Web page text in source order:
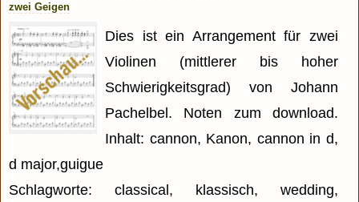
zwei Geigen
Dies ist ein Arrangement für zwei
Violinen (mittlerer bis hoher
Schwierigkeitsgrad) von Johann
Pachelbel. Noten zum download.
Inhalt: cannon, Kanon, cannon in d,
d major,guigue
Schlagworte: classical, klassisch, wedding,